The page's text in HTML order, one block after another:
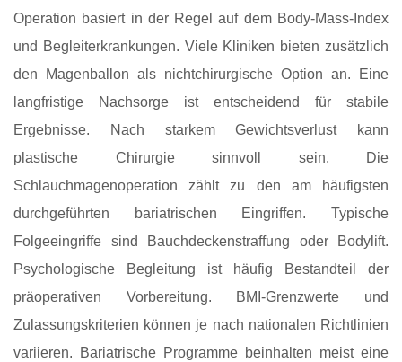
Operation basiert in der Regel auf dem Body-Mass-Index
und Begleiterkrankungen. Viele Kliniken bieten zusätzlich
den Magenballon als nichtchirurgische Option an. Eine
langfristige Nachsorge ist entscheidend für stabile
Ergebnisse. Nach starkem Gewichtsverlust kann
plastische Chirurgie sinnvoll sein. Die
Schlauchmagenoperation zählt zu den am häufigsten
durchgeführten bariatrischen Eingriffen. Typische
Folgeeingriffe sind Bauchdeckenstraffung oder Bodylift.
Psychologische Begleitung ist häufig Bestandteil der
präoperativen Vorbereitung. BMI-Grenzwerte und
Zulassungskriterien können je nach nationalen Richtlinien
variieren. Bariatrische Programme beinhalten meist eine